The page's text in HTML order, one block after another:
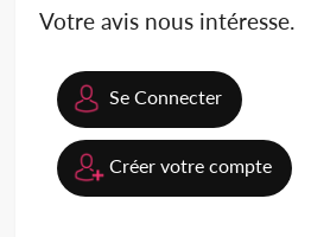
Votre avis nous intéresse.
Se Connecter
Créer votre compte